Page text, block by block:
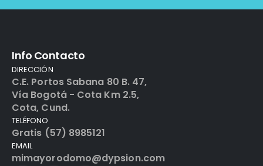
Info Contacto
DIRECCIÓN
C.E. Portos Sabana 80 B. 47,
Vía Bogotá - Cota Km 2.5,
Cota, Cund.
TELÉFONO
Gratis (57) 8985121
EMAIL
mimayorodomo@dypsion.com